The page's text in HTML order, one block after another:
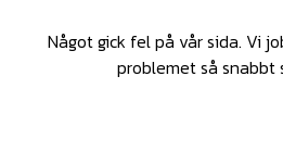
Något gick fel på vår sida. Vi
problemet så snabbt